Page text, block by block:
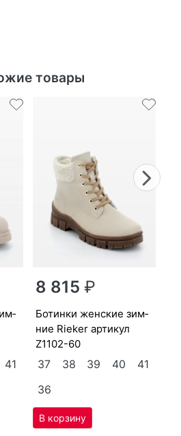
товары
41
8 815₽
бо­тин­ки женс­кие зим­
ние Ri­eker артикул
Z1102-60
37 38 39 40
41
36